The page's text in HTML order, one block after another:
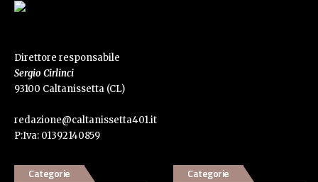
Direttore responsabile
Sergio Cirlinci
93100 Caltanissetta (CL)
redazione@caltanissetta401.it
P:Iva: 01392140859
Categorie Categorie